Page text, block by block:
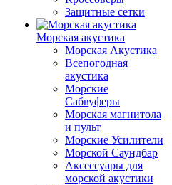
Защитные сетки
Морская акустика
Морская Акустика
Всепогодная
акустика
Морские
Сабвуферы
Морская магнитола
и пульт
Морские Усилители
Морской Cаундбар
Аксессуары для
морской акустики